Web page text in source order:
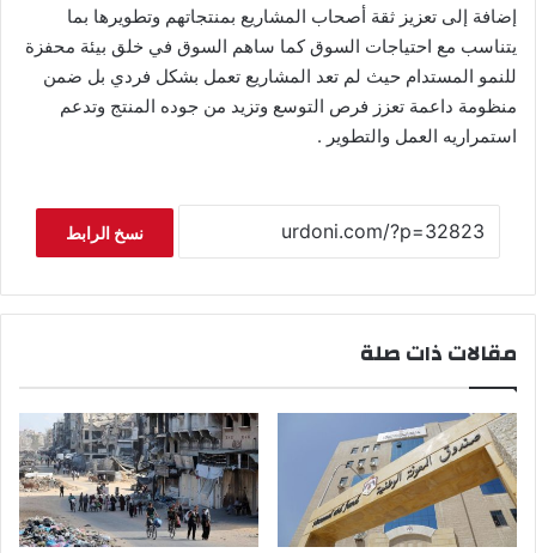
إضافة إلى تعزيز ثقة أصحاب المشاريع بمنتجاتهم وتطويرها بما
يتناسب مع احتياجات السوق كما ساهم السوق في خلق بيئة محفزة
للنمو المستدام حيث لم تعد المشاريع تعمل بشكل فردي بل ضمن
منظومة داعمة تعزز فرص التوسع وتزيد من جوده المنتج وتدعم
استمراريه العمل والتطوير .
نسخ الرابط
مقالات ذات صلة